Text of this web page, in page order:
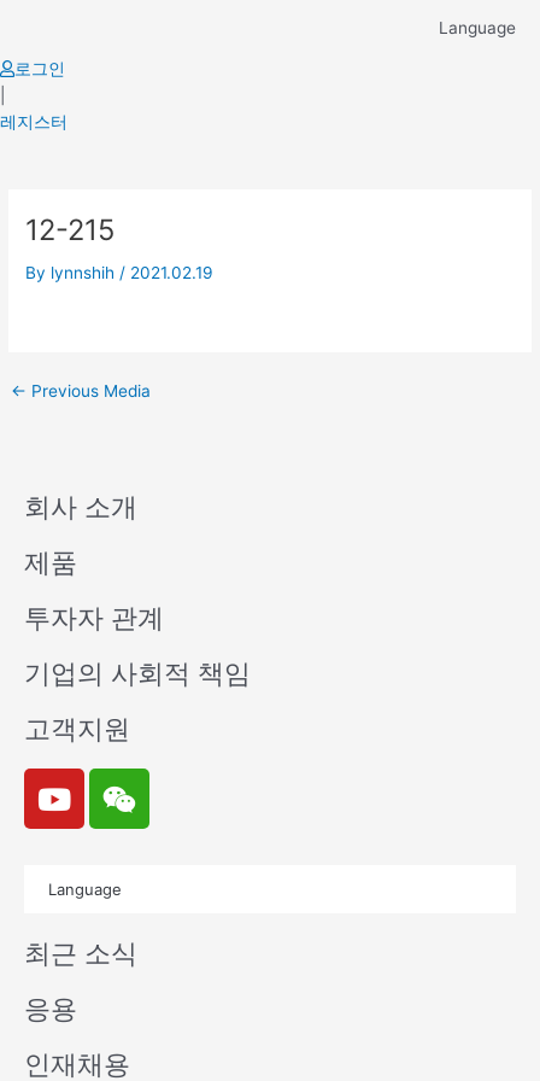
content
Language
로그인
레지스터
12-215
By lynnshih / 2021.02.19
navigation
← Previous Media
회사 소개
제품
투자자 관계
기업의 사회적 책임
고객지원
Y
o
u
e
W
e
i
n
Language
최근 소식
응용
인재채용